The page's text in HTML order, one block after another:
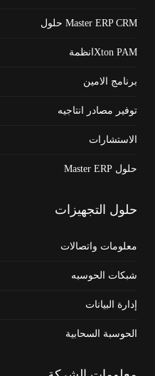
Master ERP CRM حلول
Xton PAMانظمة
برنامج الامين
توفير مصادر انتاجيه
الاستشارات
حلول Master ERP
حلول التجهيزات
معلومات واتصالات
شبكات الحوسبه
إدارة البيانات
الحوسبة السحابية